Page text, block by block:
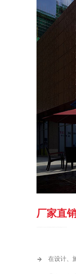
厂家直
在设计、